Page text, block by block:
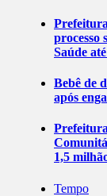
processo
Saúde
Bebê de
após
1,5
Tempo